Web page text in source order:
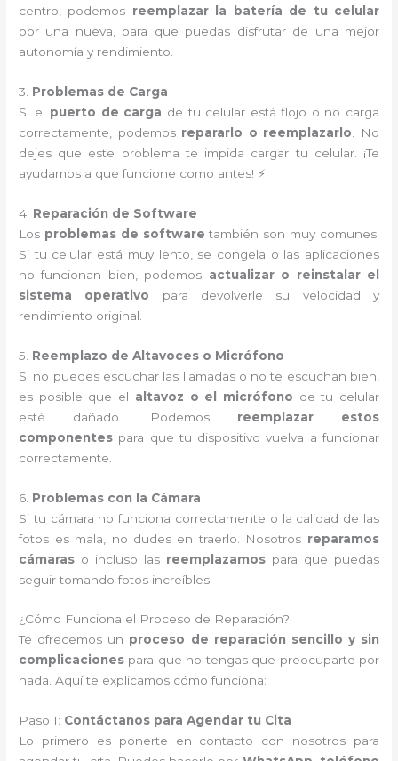
centro, podemos reemplazar la batería de tu celular
por una nueva, para que puedas disfrutar de una mejor
autonomía y rendimiento.
3. Problemas de Carga
Si el puerto de carga de tu celular está flojo o no carga
correctamente, podemos repararlo o reemplazarlo . No
dejes que este problema te impida cargar tu celular. ¡Te
ayudamos a que funcione como antes! ⚡
4. Reparación de Software
Los problemas de software también son muy comunes.
Si tu celular está muy lento, se congela o las aplicaciones
no funcionan bien, podemos actualizar o reinstalar el
sistema operativo para devolverle su velocidad y
rendimiento original.
5. Reemplazo de Altavoces o Micrófono
Si no puedes escuchar las llamadas o no te escuchan bien,
es posible que el altavoz o el micrófono de tu celular
esté dañado. Podemos reemplazar estos
componentes para que tu dispositivo vuelva a funcionar
correctamente.
6. Problemas con la Cámara
Si tu cámara no funciona correctamente o la calidad de las
fotos es mala, no dudes en traerlo. Nosotros reparamos
cámaras o incluso las reemplazamos para que puedas
seguir tomando fotos increíbles.
¿Cómo Funciona el Proceso de Reparación?
Te ofrecemos un proceso de reparación sencillo y sin
complicaciones para que no tengas que preocuparte por
nada. Aquí te explicamos cómo funciona:
Paso 1: Contáctanos para Agendar tu Cita
Lo primero es ponerte en contacto con nosotros para